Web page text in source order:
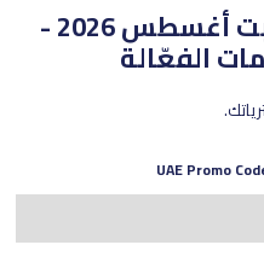
أغسطس 2026 -
الفعّالة